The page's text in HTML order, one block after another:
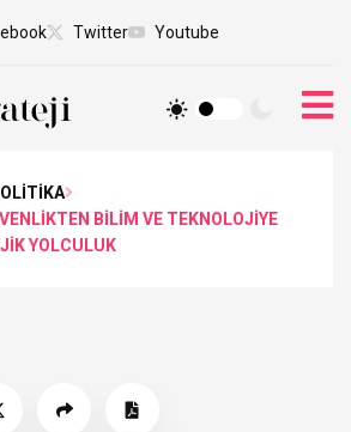
Twitter Youtube
BİLİM VE TEKNOLOJİYE
YOLCULUK